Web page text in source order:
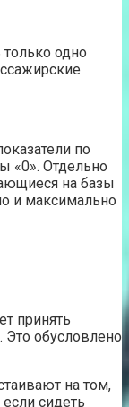
одно
по
«0». Отдельно
на базы
и максимально
принять
Это обусловлено
на том,
сидеть